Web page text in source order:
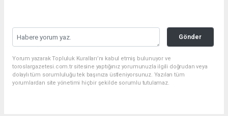
Gönder
Yorum yazarak Topluluk Kuralları’nı kabul etmiş bulunuyor ve
toroslargazetesi.com.tr sitesine yaptığınız yorumunuzla ilgili doğrudan veya
dolaylı tüm sorumluluğu tek başınıza üstleniyorsunuz. Yazılan tüm
yorumlardan site yönetimi hiçbir şekilde sorumlu tutulamaz.